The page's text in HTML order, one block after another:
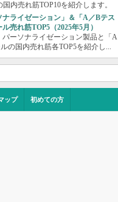
国内売れ筋TOP10を紹介します。
ナライゼーション」＆「A／Bテス
ル売れ筋TOP5（2025年5月）
パーソナライゼーション製品と「A
の国内売れ筋各TOP5を紹介し...
ップ 初めての方